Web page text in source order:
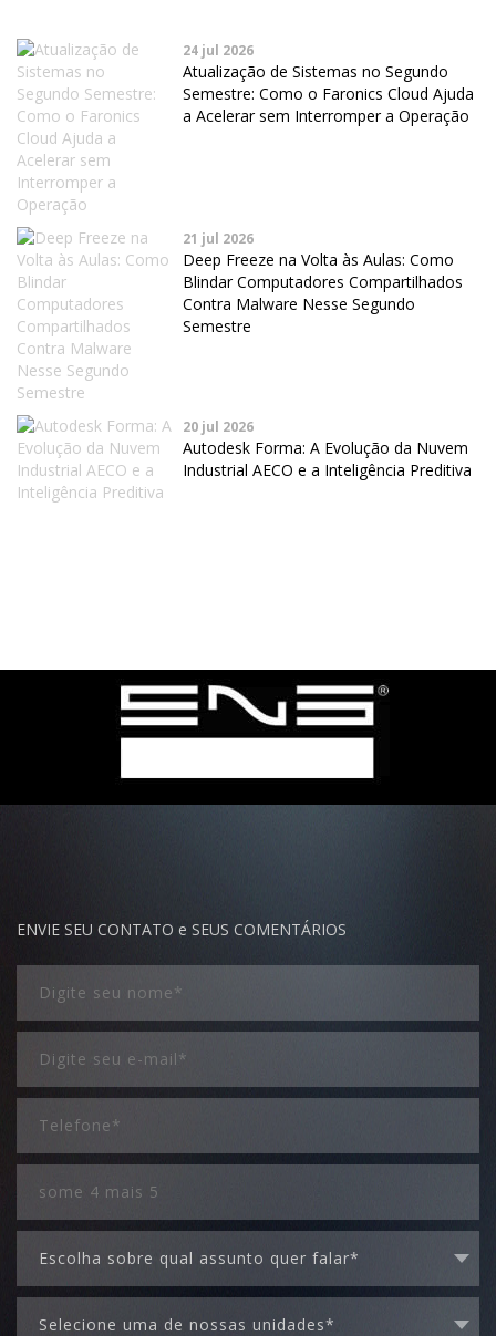
24 jul 2026
Atualização de Sistemas no Segundo
Semestre: Como o Faronics Cloud Ajuda
a Acelerar sem Interromper a Operação
21 jul 2026
Deep Freeze na Volta às Aulas: Como
Blindar Computadores Compartilhados
Contra Malware Nesse Segundo
Semestre
20 jul 2026
Autodesk Forma: A Evolução da Nuvem
Industrial AECO e a Inteligência Preditiva
ENVIE SEU CONTATO e SEUS COMENTÁRIOS